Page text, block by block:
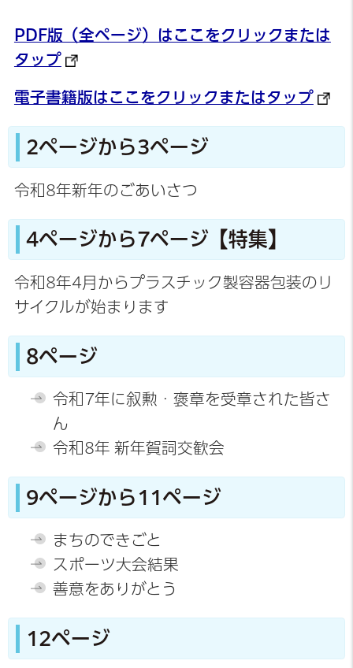
PDF版（全ページ）はここをクリックまたは
タップ
電子書籍版はここをクリックまたはタップ
2ページから3ページ
令和8年新年のごあいさつ
4ページから7ページ【特集】
令和8年4月からプラスチック製容器包装のリ
サイクルが始まります
8ページ
令和7年に叙勲・褒章を受章された皆さ
ん
令和8年 新年賀詞交歓会
9ページから11ページ
まちのできごと
スポーツ大会結果
善意をありがとう
12ページ